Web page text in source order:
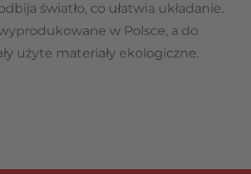
światło, co ułatwia układanie.
w Polsce, a do
użyte materiały ekologiczne.